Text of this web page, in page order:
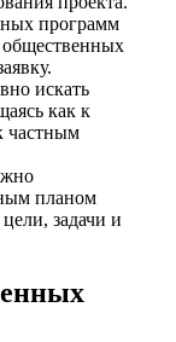
программ
искать
как к
частным
планом
задачи и